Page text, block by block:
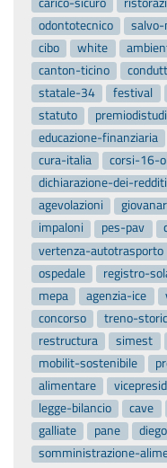
odontotecnico
salvo-
cibo
white
canton-ticino
statale-34
festival
statuto
educazione-finanziaria
cura-italia
corsi-16-
dichiarazione-dei-redditi
agevolazioni
impaloni
pes-pav
vertenza-autotrasporto
ospedale
registro-
mepa
agenzia-ice
concorso
treno-
restructura
simest
mobilit-sostenibile
alimentare
legge-bilancio
cave
galliate
pane
somministrazione-